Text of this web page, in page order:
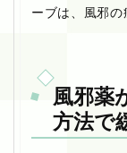
ーブは、風邪の
風邪薬
方法で